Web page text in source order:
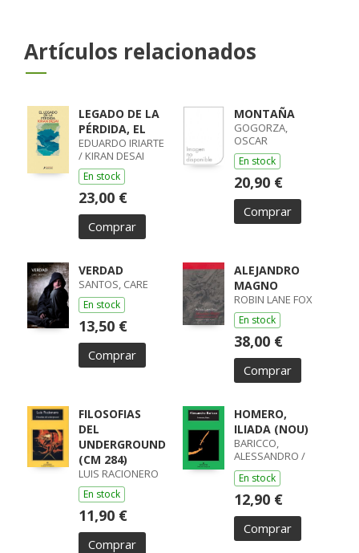
Artículos relacionados
LEGADO DE LA
PÉRDIDA, EL
EDUARDO IRIARTE
/ KIRAN DESAI
En stock
23,00 €
Comprar
MONTAÑA
GOGORZA,
OSCAR
En stock
20,90 €
Comprar
VERDAD
SANTOS, CARE
En stock
13,50 €
Comprar
ALEJANDRO
MAGNO
ROBIN LANE FOX
En stock
38,00 €
Comprar
FILOSOFIAS
DEL
UNDERGROUND
(CM 284)
LUIS RACIONERO
En stock
11,90 €
Comprar
HOMERO,
ILIADA (NOU)
BARICCO,
ALESSANDRO /
ALESSANDRO
BARICCO
En stock
12,90 €
Comprar